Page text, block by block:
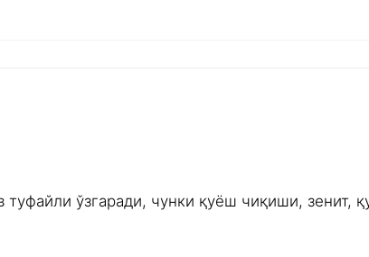
ўзгаради, чунки қуёш чиқиши, зенит,